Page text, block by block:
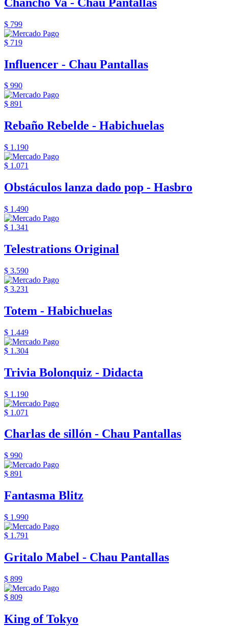
$ 799
$ 719
Influencer - Chau Pantallas
$ 990
$ 891
Rebaño Rebelde - Habichuelas
$ 1.190
$ 1.071
Obstáculos lanza dado pop - Hasbro
$ 1.490
$ 1.341
Telestrations Original
$ 3.590
$ 3.231
Totem - Habichuelas
$ 1.449
$ 1.304
Trivia Bolonquiz - Didacta
$ 1.190
$ 1.071
Charlas de sillón - Chau Pantallas
$ 990
$ 891
Fantasma Blitz
$ 1.990
$ 1.791
Gritalo Mabel - Chau Pantallas
$ 899
$ 809
King of Tokyo